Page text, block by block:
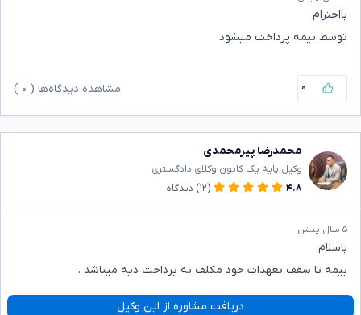
بااحترام
توسط بیمه پرداخت میشود
۰ مشاهده دیدگاه‌ها ( ۰
محمدرضا پیرمحمدی
وکیل پایه یک کانون وکلای دادگستری
۴.۸
(۱۲) دیدگاه
۵ سال پیش
باسلام
بیمه تا سقف تعهدات خود مکلف به پرداخت دیه میباشد .
دریافت مشاوره از این وکیل